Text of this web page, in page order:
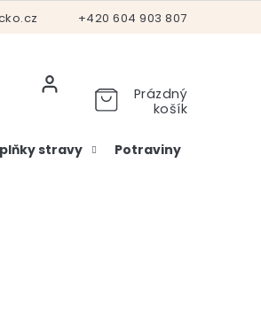
+420 604 903 807
Vrácení a reklamace
Prázdný
košík
stravy Potraviny